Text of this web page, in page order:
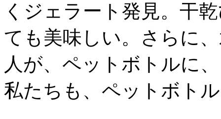
くジェラート発見。干
ても美味しい。さらに
人が、ペットボトルに
私たちも、ペットボト